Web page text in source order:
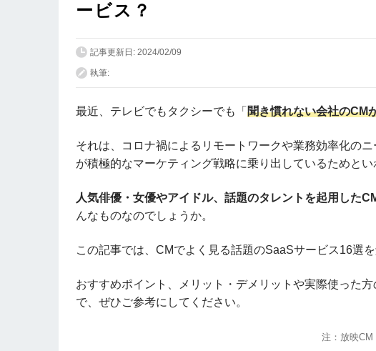
ービス？
記事更新日: 2024/02/09
執筆:
最近、テレビでもタクシーでも「 聞き慣れない会社のCM
それは、コロナ禍によるリモートワークや業務効率化の
が積極的なマーケティング戦略に乗り出しているためとい
人気俳優・女優やアイドル、話題のタレントを起用した
んなものなのでしょうか。
この記事では、CMでよく見る話題のSaaSサービス16選を
おすすめポイント、メリット・デメリットや実際使った
で、ぜひご参考にしてください。
注：放映CM